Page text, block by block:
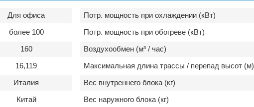
Для офиса
более 100
160
16,119
Италия
Китай
Потр. мощность при охлаждении (кВт)
Потр. мощность при обогреве (кВт)
Воздухообмен (м³ / час)
Максимальная длина трассы / перепад высот (м)
Вес внутреннего блока (кг)
Вес наружного блока (кг)